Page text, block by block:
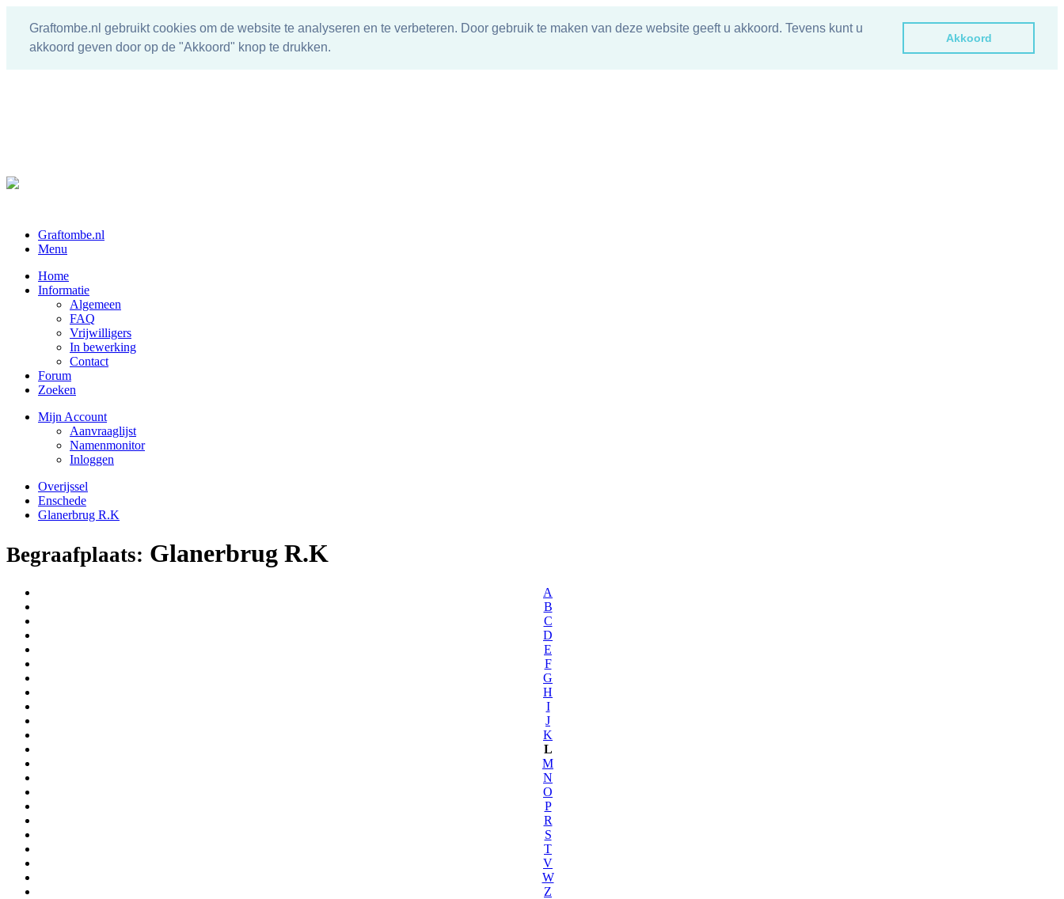
Graftombe.nl gebruikt cookies om de website te analyseren en te verbeteren. Door gebruik te maken van deze website geeft u akkoord. Tevens kunt u
akkoord geven door op de "Akkoord" knop te drukken.
Akkoord
Graftombe.nl
Menu
Home
Informatie
Algemeen
FAQ
Vrijwilligers
In bewerking
Contact
Forum
Zoeken
Mijn Account
Aanvraaglijst
Namenmonitor
Inloggen
Overijssel
Enschede
Glanerbrug R.K
Begraafplaats: Glanerbrug R.K
A
B
C
D
E
F
G
H
I
J
K
L
M
N
O
P
R
S
T
V
W
Z